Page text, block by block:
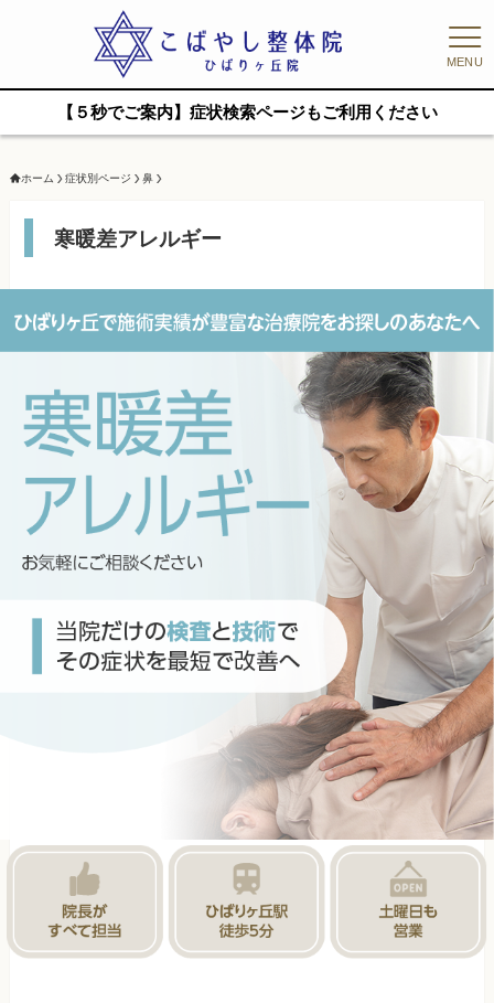
MENU
【５秒でご案内】症状検索ページもご利用ください
ホーム 症状別ページ 鼻
寒暖差アレルギー